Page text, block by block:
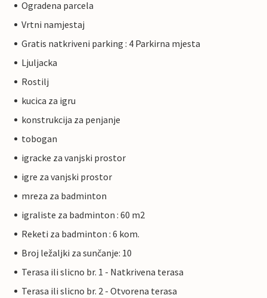
Ogradena parcela
Vrtni namjestaj
Gratis natkriveni parking : 4 Parkirna mjesta
Ljuljacka
Rostilj
kucica za igru
konstrukcija za penjanje
tobogan
igracke za vanjski prostor
igre za vanjski prostor
mreza za badminton
igraliste za badminton : 60 m2
Reketi za badminton : 6 kom.
Broj ležaljki za sunčanje: 10
Terasa ili slicno br. 1 - Natkrivena terasa
Terasa ili slicno br. 2 - Otvorena terasa